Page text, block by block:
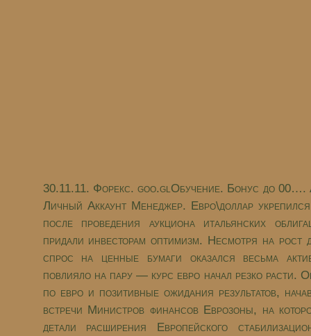
30.11.11. Форекс. goo.glОбучение. Бонус до
Личный Аккаунт Менеджер. Евро\доллар
после проведения аукциона итальянских
придали инвесторам оптимизм. Несмотря на рост
спрос на ценные бумаги оказался весьма
повлияло на пару — курс евро начал резко расти.
по евро и позитивные ожидания результатов,
встречи Министров финансов Еврозоны, на
детали расширения Европейского